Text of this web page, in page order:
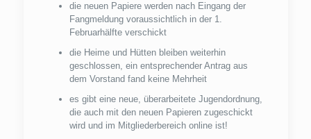
die neuen Papiere werden nach Eingang der
Fangmeldung voraussichtlich in der 1.
Februarhälfte verschickt
die Heime und Hütten bleiben weiterhin
geschlossen, ein entsprechender Antrag aus
dem Vorstand fand keine Mehrheit
es gibt eine neue, überarbeitete Jugendordnung,
die auch mit den neuen Papieren zugeschickt
wird und im Mitgliederbereich online ist!